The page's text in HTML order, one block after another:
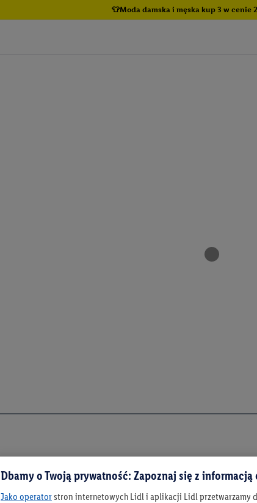
👕Moda damska i męska kup 3 w cenie
Dbamy o Twoją prywatność: Zapoznaj się z
Jako operatorstron internetowych Lidl i aplikacji Lidl przetwarzamy